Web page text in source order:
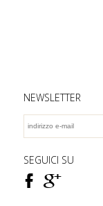
NEWSLETTER
SEGUICI SU
F ì